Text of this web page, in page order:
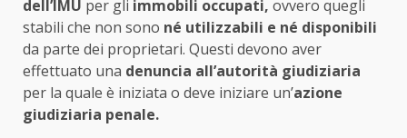
dell’IMU per gli immobili occupati, ovvero quegli
stabili che non sono né utilizzabili e né disponibili
da parte dei proprietari. Questi devono aver
effettuato una denuncia all’autorità giudiziaria
per la quale è iniziata o deve iniziare un’azione
giudiziaria penale.